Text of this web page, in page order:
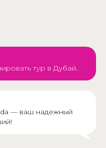
тур в Дубай..
— ваш надежный